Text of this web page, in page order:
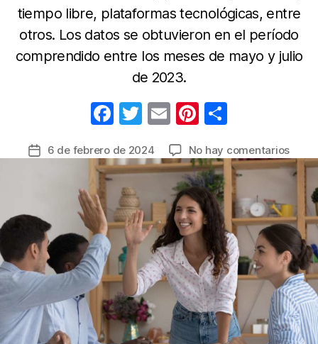
tiempo libre, plataformas tecnológicas, entre
otros. Los datos se obtuvieron en el período
comprendido entre los meses de mayo y julio
de 2023.
F
c
e
b
o
o
k
T
itt
er
E
ail
Pi
er
e
st
m
p
ar
tir
Fecha6 de febrero de 2024 No hay comentariosen
159
en
14°
de
del
2023